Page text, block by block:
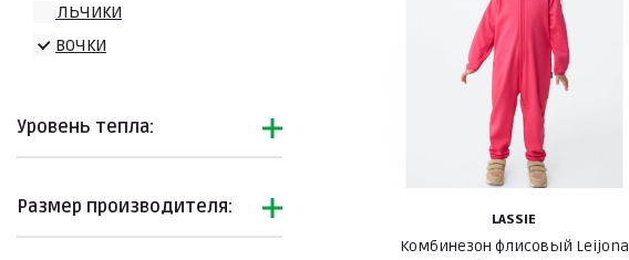
Брюки флисовые
Комплекты флисовые
Подборки
Мальчики
Девочки
Уровень тепла:
Размер производителя:
LASSIE
Комбинезон флисовый Leijona